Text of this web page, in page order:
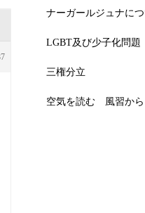
ナーガールジュナに
LGBT及び少子化問題
三権分立
空気を読む 風習から